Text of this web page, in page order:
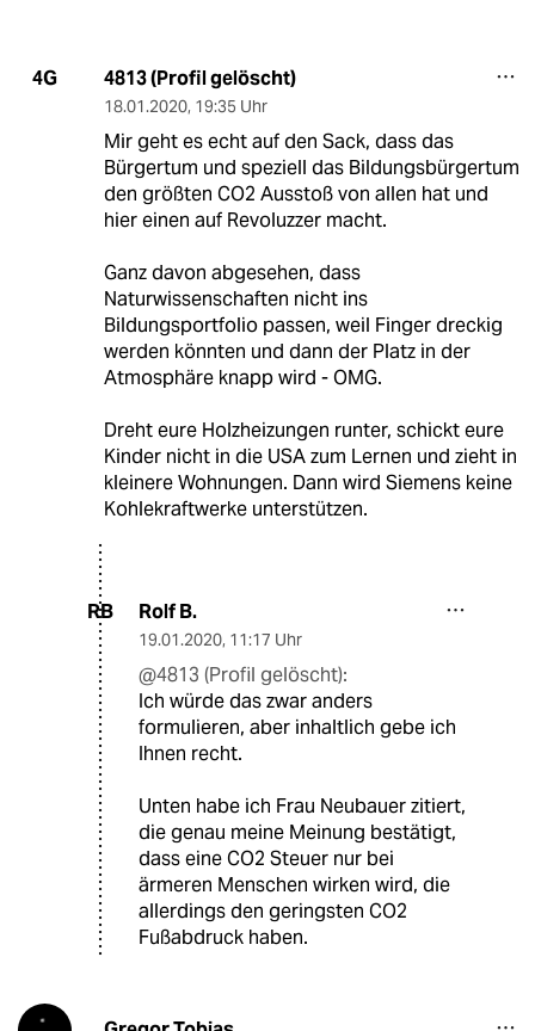
4G 4813 (Profil gelöscht)
18.01.2020, 19:35 Uhr
Mir geht es echt auf den Sack, dass das
Bürgertum und speziell das Bildungsbürgertum
den größten CO2 Ausstoß von allen hat und
hier einen auf Revoluzzer macht.
Ganz davon abgesehen, dass
Naturwissenschaften nicht ins
Bildungsportfolio passen, weil Finger dreckig
werden könnten und dann der Platz in der
Atmosphäre knapp wird - OMG.
Dreht eure Holzheizungen runter, schickt eure
Kinder nicht in die USA zum Lernen und zieht in
kleinere Wohnungen. Dann wird Siemens keine
Kohlekraftwerke unterstützen.
RB Rolf B.
19.01.2020, 11:17 Uhr
@4813 (Profil gelöscht):
Ich würde das zwar anders
formulieren, aber inhaltlich gebe ich
Ihnen recht.
Unten habe ich Frau Neubauer zitiert,
die genau meine Meinung bestätigt,
dass eine CO2 Steuer nur bei
ärmeren Menschen wirken wird, die
allerdings den geringsten CO2
Fußabdruck haben.